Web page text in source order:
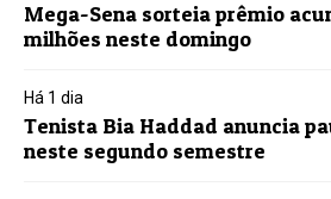
Mega-Sena sorteia prêmio
milhões neste domingo
Há 1 dia
Tenista Bia Haddad anuncia
neste segundo semestre